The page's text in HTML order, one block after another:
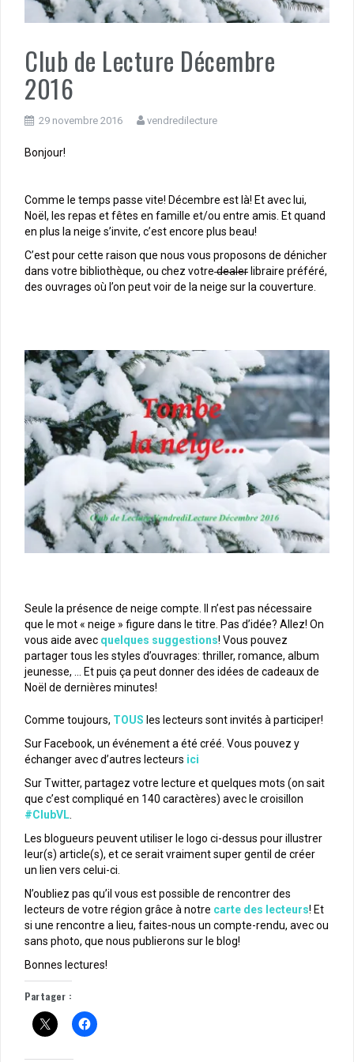
Club de Lecture Décembre
2016
29 novembre 2016 vendredilecture
Bonjour!
Comme le temps passe vite! Décembre est là! Et avec lui,
Noël, les repas et fêtes en famille et/ou entre amis. Et quand
en plus la neige s’invite, c’est encore plus beau!
C’est pour cette raison que nous vous proposons de dénicher
dans votre bibliothèque, ou chez votredealer libraire préféré,
des ouvrages où l’on peut voir de la neige sur la couverture.
Seule la présence de neige compte. Il n’est pas nécessaire
que le mot « neige » figure dans le titre. Pas d’idée? Allez! On
vous aide avec quelques suggestions! Vous pouvez
partager tous les styles d’ouvrages: thriller, romance, album
jeunesse, … Et puis ça peut donner des idées de cadeaux de
Noël de dernières minutes!
Comme toujours, TOUS les lecteurs sont invités à participer!
Sur Facebook, un événement a été créé. Vous pouvez y
échanger avec d’autres lecteurs ici
Sur Twitter, partagez votre lecture et quelques mots (on sait
que c’est compliqué en 140 caractères) avec le croisillon
#ClubVL.
Les blogueurs peuvent utiliser le logo ci-dessus pour illustrer
leur(s) article(s), et ce serait vraiment super gentil de créer
un lien vers celui-ci.
N’oubliez pas qu’il vous est possible de rencontrer des
lecteurs de votre région grâce à notre carte des lecteurs! Et
si une rencontre a lieu, faites-nous un compte-rendu, avec ou
sans photo, que nous publierons sur le blog!
Bonnes lectures!
Partager :